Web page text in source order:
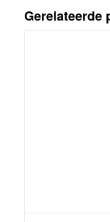
Gerelateerde